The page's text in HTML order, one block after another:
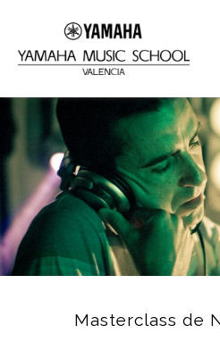
Masterclass de